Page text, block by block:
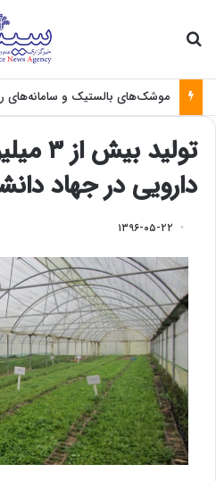
تولید
دارویی در جهاد
۱۳۹۶-۰۵-۲۲